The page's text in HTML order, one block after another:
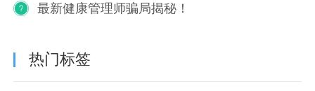
最新健康管理师骗局揭秘！
热门标签